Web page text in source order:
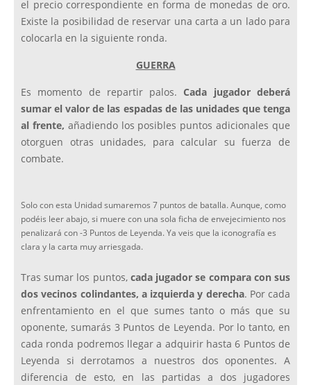
el precio correspondiente en forma de monedas de oro.
Existe la posibilidad de reservar una carta a un lado para
colocarla en la siguiente ronda.
GUERRA
Es momento de repartir palos. Cada jugador deberá
sumar el valor de las espadas de las unidades que tenga
al frente, añadiendo los posibles puntos adicionales que
otorguen otras unidades, para calcular su fuerza de
combate.
Solo con esta Unidad sumaremos 7 puntos de batalla. Aunque, como
podéis leer abajo, si muere con una sola ficha de envejecimiento nos
penalizará con -3 Puntos de Leyenda. Ya veis que la iconografía es
clara y la carta muy arriesgada.
Tras sumar los puntos,cada jugador se compara con sus
dos vecinos colindantes, a izquierda y derecha. Por cada
enfrentamiento en el que sumes tanto o más que su
oponente, sumarás 3 Puntos de Leyenda. Por lo tanto, en
cada ronda podremos llegar a adquirir hasta 6 Puntos de
Leyenda si derrotamos a nuestros dos oponentes. A
diferencia de esto, en las partidas a dos jugadores